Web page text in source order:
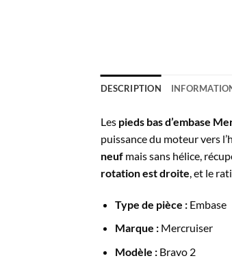
DESCRIPTION
Les pieds bas d’embase
puissance du moteur vers
neuf mais sans hélice,
rotation est droite, et le
Type de pièce :Embase
Marque :Mercruiser
Modèle :Bravo 2